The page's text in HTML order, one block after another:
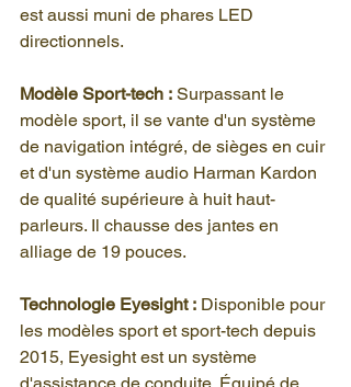
est aussi muni de phares LED
directionnels.
Modèle Sport-tech : Surpassant le
modèle sport, il se vante d'un système
de navigation intégré, de sièges en cuir
et d'un système audio Harman Kardon
de qualité supérieure à huit haut-
parleurs. Il chausse des jantes en
alliage de 19 pouces.
Technologie Eyesight : Disponible pour
les modèles sport et sport-tech depuis
2015, Eyesight est un système